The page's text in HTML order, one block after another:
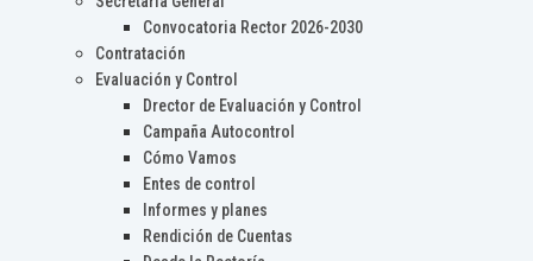
Convocatoria Rector 2026-2030
Contratación
Evaluación y Control
Drector de Evaluación y Control
Campaña Autocontrol
Cómo Vamos
Entes de control
Informes y planes
Rendición de Cuentas